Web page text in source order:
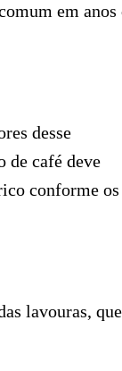
em anos
desse
de café deve
conforme os
lavouras, que